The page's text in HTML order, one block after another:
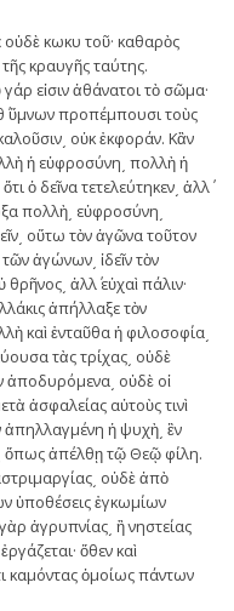
οὐδὲ κωκυ τοῦ· καθαρὸς
κραυγῆς ταύτης.
εἰσιν ἀθάνατοι τὸ σῶμα·
ὕμνων προπέμπουσι τοὺς
οὐκ ἐκφοράν. Κἂν
ἡ εὐφροσύνη͵ πολλὴ ἡ
ὁ δεῖνα τετελεύτηκεν͵ ἀλλ΄
πολλὴ͵ εὐφροσύνη͵
οὕτω τὸν ἀγῶνα τοῦτον
ἀγώνων͵ ἰδεῖν τὸν
ἀλλ΄ εὐχαὶ πάλιν·
ἀπήλλαξε τὸν
καὶ ἐνταῦθα ἡ φιλοσοφία͵
τὰς τρίχας͵ οὐδὲ
ἀποδυρόμενα͵ οὐδὲ οἰ
ἀσφαλείας αὐτοὺς τινὶ
ἡ ψυχὴ͵ ἓν
ὅπως ἀπέλθῃ τῷ Θεῷ φίλη.
οὐδὲ ἀπὸ
ὑποθέσεις ἐγκωμίων
ἀγρυπνίας͵ ἢ νηστείας
ὅθεν καὶ
καμόντας ὁμοίως πάντων